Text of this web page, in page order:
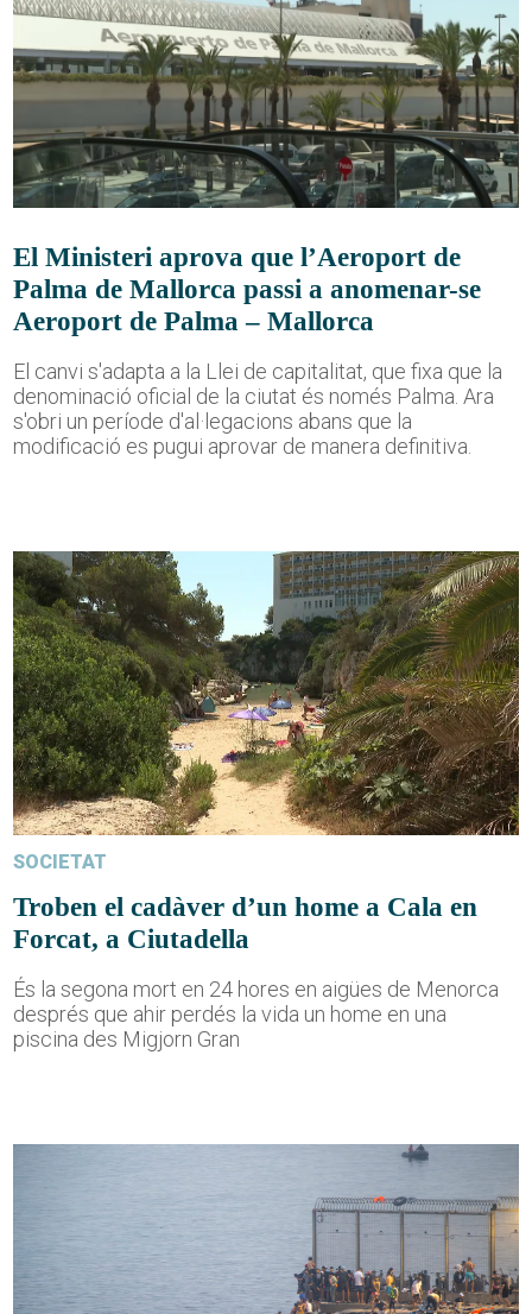
El Ministeri aprova que l’Aeroport de
Palma de Mallorca passi a anomenar-se
Aeroport de Palma – Mallorca
El canvi s'adapta a la Llei de capitalitat, que fixa que la
denominació oficial de la ciutat és només Palma. Ara
s'obri un període d'al·legacions abans que la
modificació es pugui aprovar de manera definitiva.
SOCIETAT
Troben el cadàver d’un home a Cala en
Forcat, a Ciutadella
És la segona mort en 24 hores en aigües de Menorca
després que ahir perdés la vida un home en una
piscina des Migjorn Gran